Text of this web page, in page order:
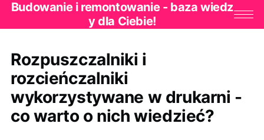
Budowanie i remontowanie - baza wiedz
y dla Ciebie!
Rozpuszczalniki i
rozcieńczalniki
wykorzystywane w drukarni -
co warto o nich wiedzieć?